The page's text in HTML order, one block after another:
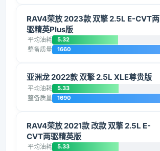
RAV4荣放 2023款 双擎 2.5L E-CVT两
驱精英Plus版
平均油耗 5.32
整备质量 1660
亚洲龙 2022款 双擎 2.5L XLE尊贵版
平均油耗 5.33
整备质量 1690
RAV4荣放 2021款 改款 双擎 2.5L E-
CVT两驱精英版
平均油耗 5.33